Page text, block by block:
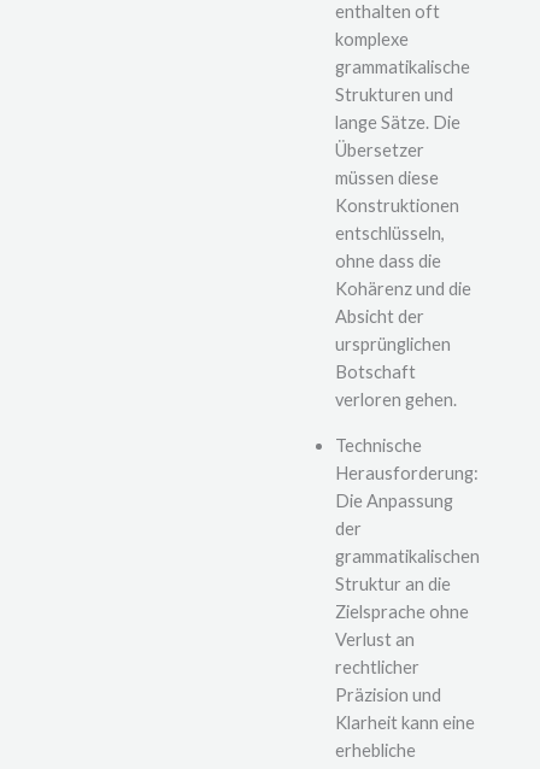
enthalten oft
komplexe
grammatikalische
Strukturen und
lange Sätze. Die
Übersetzer
müssen diese
Konstruktionen
entschlüsseln,
ohne dass die
Kohärenz und die
Absicht der
ursprünglichen
Botschaft
verloren gehen.
Technische
Herausforderung:
Die Anpassung
der
grammatikalischen
Struktur an die
Zielsprache ohne
Verlust an
rechtlicher
Präzision und
Klarheit kann eine
erhebliche